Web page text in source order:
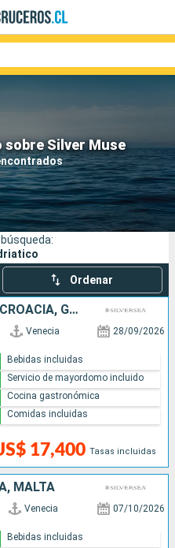
Silver Muse
Compañías
Buscar
Ordenar
ESLOVENIA, MONTENEGRO, CROACIA, GRECIA, ITALIA
Venecia 28/09/2026
17,400 Tasas incluidas
Bebidas incluidas
Servicio de mayordomo incluido
Cocina gastronómica
Comidas incluidas
MALTA
Venecia 07/10/2026
Bebidas incluidas